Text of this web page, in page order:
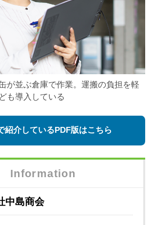
が並ぶ倉庫で作業。運搬の負担を軽
も導入している
紹介しているPDF版はこちら
Information
中島商会